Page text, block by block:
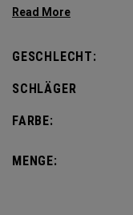
Sie Ihre Persönlichkeit
GESCHLECHT:
SCHLÄGER
FARBE:
MENGE: